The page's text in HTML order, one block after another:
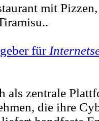
mit
für
als zentrale
die ihre